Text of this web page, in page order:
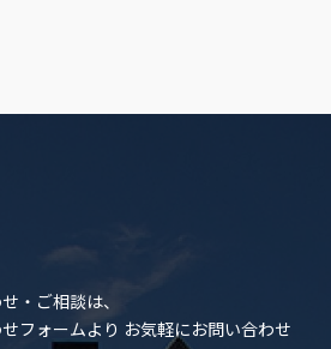
・ご相談は、
フォームより お気軽にお問い合わせ